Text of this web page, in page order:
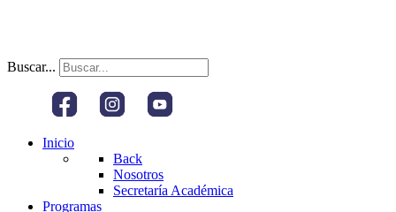
Buscar...
Inicio
Back
Nosotros
Secretaría Académica
Programas